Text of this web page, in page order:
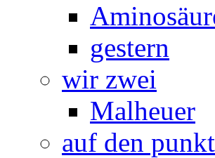
gestern
wir zwei
Malheuer
auf den